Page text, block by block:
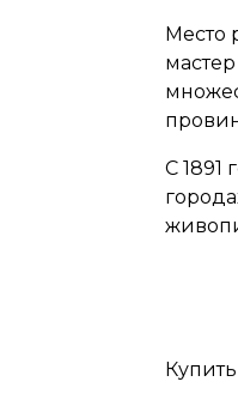
Место
С 1891